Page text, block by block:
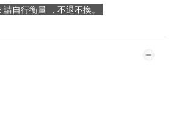
請自行衡量 ，不退不換。